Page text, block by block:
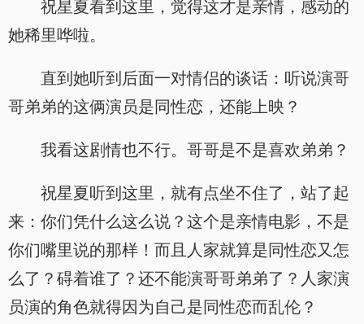
祝星夏看到这里，觉得这才是亲情，感动的
她稀里哗啦。
直到她听到后面一对情侣的谈话：听说演哥
哥弟弟的这俩演员是同性恋，还能上映？
我看这剧情也不行。哥哥是不是喜欢弟弟？
祝星夏听到这里，就有点坐不住了，站了起
来：你们凭什么这么说？这个是亲情电影，不是
你们嘴里说的那样！而且人家就算是同性恋又怎
么了？碍着谁了？还不能演哥哥弟弟了？人家演
员演的角色就得因为自己是同性恋而乱伦？